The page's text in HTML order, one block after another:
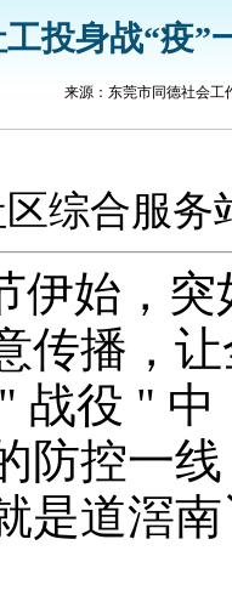
投身战“疫”
来源： 东莞市同德社会工
综合服务
伊始，
传播，
战役 "
防控一
是道滘